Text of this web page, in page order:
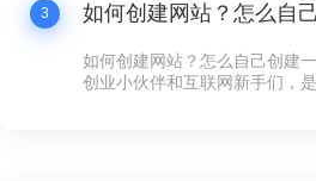
3
如何创建网站？怎么自己创建
创业小伙伴和互联网新手们，